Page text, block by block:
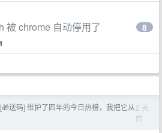
被 chrome 自动停用了 8
[🎁送码] 维护了四年的今日热榜，我把它从2 天
前